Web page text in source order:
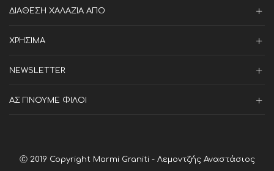
ΔΙΑΘΕΣΗ ΧΑΛΑΖΙΑ ΑΠΟ
ΧΡΗΣΙΜΑ
NEWSLETTER
ΑΣ ΓΙΝΟΥΜΕ ΦΙΛΟΙ
Ⓒ 2019 Copyright Marmi Graniti - Λεμοντζής Αναστάσιος